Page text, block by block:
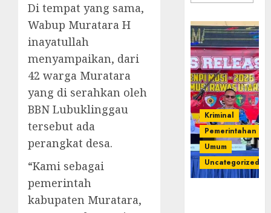
Di tempat yang sama,
Wabup Muratara H
inayatullah
menyampaikan, dari
42 warga Muratara
yang di serahkan oleh
BBN Lubuklinggau
tersebut ada
perangkat desa.
“Kami sebagai
pemerintah
kabupaten Muratara,
Kriminal
Pemerintahan
Umum
Uncategorized